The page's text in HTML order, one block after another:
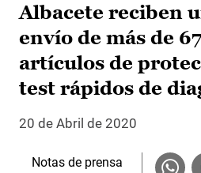
Albacete reciben
envío de más de
artículos de
test rápidos de
20 de Abril de 2020
Notas de prensa